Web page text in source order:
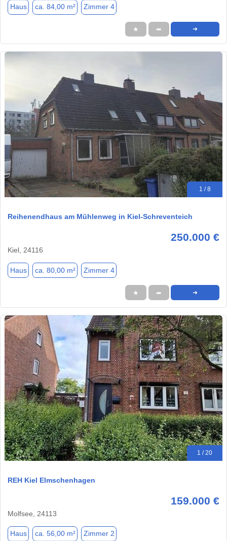
Haus ca. 84,00 m² Zimmer 4
★ ➦ ➜
1 / 8
Reihenendhaus am Mühlenweg in Kiel-Schreventeich
250.000 €
Kiel, 24116
Haus ca. 80,00 m² Zimmer 4
★ ➦ ➜
1 / 20
REH Kiel Elmschenhagen
159.000 €
Molfsee, 24113
Haus ca. 56,00 m² Zimmer 2